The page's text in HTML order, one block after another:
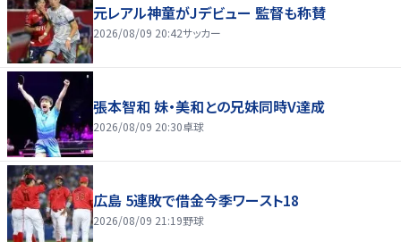
元レアル神童がJデビュー 監督も称賛
2026/08/09 20:42サッカー
張本智和 妹・美和との兄妹同時V達成
2026/08/09 20:30卓球
広島 5連敗で借金今季ワースト18
2026/08/09 21:19野球